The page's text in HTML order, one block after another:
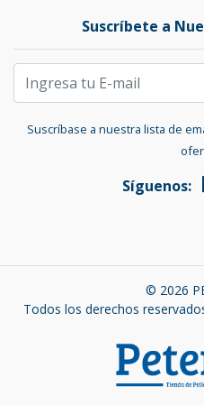
Suscríbete a
Suscríbase a nuestra lista de
Síguenos:
© 2026
Todos los derechos